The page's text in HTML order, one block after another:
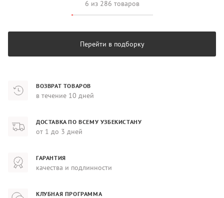
6 из 286 товаров
Перейти в подборку
ВОЗВРАТ ТОВАРОВ
в течение 10 дней
ДОСТАВКА ПО ВСЕМУ УЗБЕКИСТАНУ
от 1 до 3 дней
ГАРАНТИЯ
качества и подлинности
КЛУБНАЯ ПРОГРАММА